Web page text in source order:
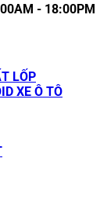
- 18:00PM
LỐP
XE Ô TÔ